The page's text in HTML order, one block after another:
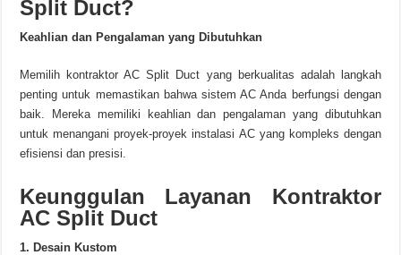
Split Duct?
Keahlian dan Pengalaman yang Dibutuhkan
Memilih kontraktor AC Split Duct yang berkualitas adalah langkah
penting untuk memastikan bahwa sistem AC Anda berfungsi dengan
baik. Mereka memiliki keahlian dan pengalaman yang dibutuhkan
untuk menangani proyek-proyek instalasi AC yang kompleks dengan
efisiensi dan presisi.
Keunggulan Layanan Kontraktor
AC Split Duct
1. Desain Kustom